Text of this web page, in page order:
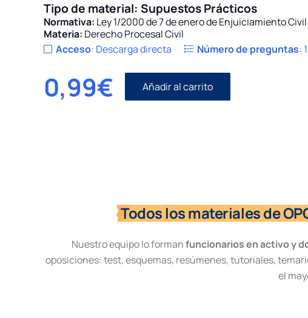
Tipo de material: Supuestos Prácticos
Normativa: Ley 1/2000 de 7 de enero de Enjuiciamiento Civil
Materia: Derecho Procesal Civil
Acceso: Descarga directa Número de preguntas:
0,99€
Civil
I
Añadir al carrito
Todos los materiales de
Nuestro equipo lo formanfuncionarios en activo y
oposiciones: test, esquemas, resúmenes, tutoriales,
el